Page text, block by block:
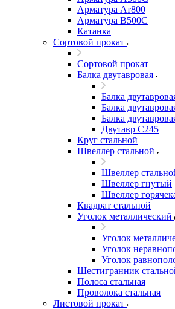
Арматура Ат800
Арматура В500С
Катанка
Сортовой прокат
Сортовой прокат
Балка двутавровая
Балка
Балка
Балка
Двутавр С245
Круг стальной
Швеллер стальной
Швеллер
Швеллер гнутый
Швеллер
Квадрат стальной
Уголок металлический
Уголок
Уголок
Уголок
Шестигранник
Полоса стальная
Проволока стальная
Листовой прокат